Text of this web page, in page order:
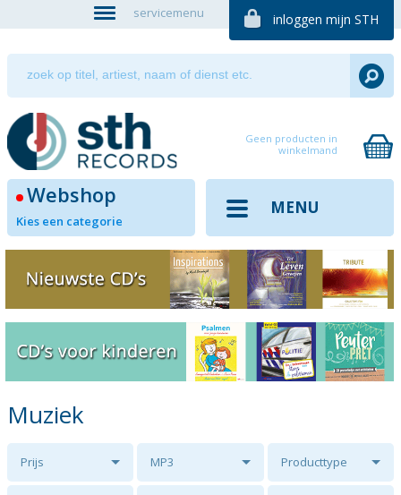
servicemenu inloggen mijn STH
Geen producten in
winkelmand
Webshop
Kies een categorie
MENU
Muziek
Prijs MP3 Producttype